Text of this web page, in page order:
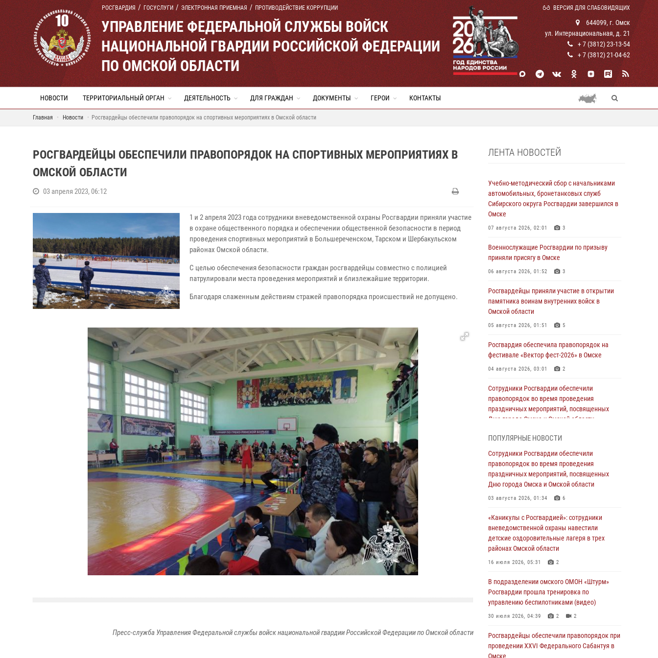
РОСГВАРДИЯ ГОСУСЛУГИ ЭЛЕКТРОННАЯ ПРИЕМНАЯ ПРОТИВОДЕЙСТВИЕ КОРРУПЦИИ ВЕРСИЯ ДЛЯ СЛАБОВИДЯЩИХ
УПРАВЛЕНИЕ ФЕДЕРАЛЬНОЙ СЛУЖБЫ ВОЙСК
НАЦИОНАЛЬНОЙ ГВАРДИИ РОССИЙСКОЙ ФЕДЕРАЦИИ
ПО ОМСКОЙ ОБЛАСТИ
644099, г. Омск
ул. Интернациональная, д. 21
+ 7 (3812) 23-13-54
+ 7 (3812) 21-04-62
НОВОСТИ ТЕРРИТОРИАЛЬНЫЙ ОРГАН ДЕЯТЕЛЬНОСТЬ ДЛЯ ГРАЖДАН ДОКУМЕНТЫ ГЕРОИ КОНТАКТЫ
Главная Новости Росгвардейцы обеспечили правопорядок на спортивных мероприятиях в Омской области
РОСГВАРДЕЙЦЫ ОБЕСПЕЧИЛИ ПРАВОПОРЯДОК НА СПОРТИВНЫХ МЕРОПРИЯТИЯХ В
ОМСКОЙ ОБЛАСТИ
03 апреля 2023, 06:12
1 и 2 апреля 2023 года сотрудники вневедомственной охраны Росгвардии приняли участие
в охране общественного порядка и обеспечении общественной безопасности в период
проведения спортивных мероприятий в Большереченском, Тарском и Шербакульском
районах Омской области.
С целью обеспечения безопасности граждан росгвардейцы совместно с полицией
патрулировали места проведения мероприятий и близлежайшие территории.
Благодаря слаженным действиям стражей правопорядка происшествий не допущено.
Пресс-служба Управления Федеральной службы войск национальной гвардии Российской Федерации по Омской области
ЛЕНТА НОВОСТЕЙ
Учебно-методический сбор с начальниками
автомобильных, бронетанковых служб
Сибирского округа Росгвардии завершился в
Омске
07 августа 2026, 02:01 3
Военнослужащие Росгвардии по призыву
приняли присягу в Омске
06 августа 2026, 01:52 3
Росгвардейцы приняли участие в открытии
памятника воинам внутренних войск в
Омской области
05 августа 2026, 01:51 5
Росгвардия обеспечила правопорядок на
фестивале «Вектор фест-2026» в Омске
04 августа 2026, 03:01 2
Сотрудники Росгвардии обеспечили
правопорядок во время проведения
праздничных мероприятий, посвященных
Дню города Омска и Омской области
Всероссийская акция «Каникулы с
Росгвардией» продолжается в Омской
области
31 июля 2026, 09:22 1
Росгвардии прошла тренировка по
управлению беспилотниками (видео)
30 июля 2026, 04:39 2 2
Росгвардия обеспечила безопасность
Победы» в Омске
29 июля 2026, 01:49 2
Росгвардейцы приняли участие в крестном
28 июля 2026, 01:44 6
ПОПУЛЯРНЫЕ НОВОСТИ
Сотрудники Росгвардии обеспечили
правопорядок во время проведения
праздничных мероприятий, посвященных
Дню города Омска и Омской области
03 августа 2026, 01:34 6
«Каникулы с Росгвардией»: сотрудники
вневедомственной охраны навестили
детские оздоровительные лагеря в трех
районах Омской области
16 июля 2026, 05:31 2
В подразделении омского ОМОН «Штурм»
Росгвардии прошла тренировка по
управлению беспилотниками (видео)
30 июля 2026, 04:39 2 2
Росгвардейцы обеcпечили правопорядок при
проведении XXVI Федерального Сабантуя в
Омске